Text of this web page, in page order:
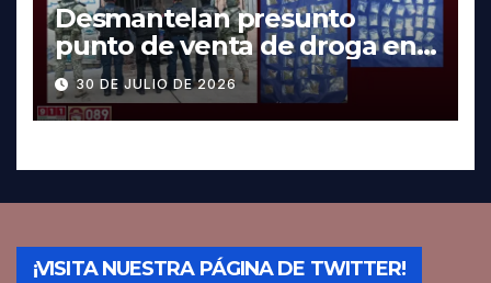
Desmantelan presunto
punto de venta de droga en
Pachuca; hay dos detenidos
30 DE JULIO DE 2026
¡VISITA NUESTRA PÁGINA DE TWITTER!